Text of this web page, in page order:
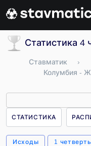
Статистика
Ставматик ›
Колумбия -
СТАТИСТИКА
Исходы 1 четверть